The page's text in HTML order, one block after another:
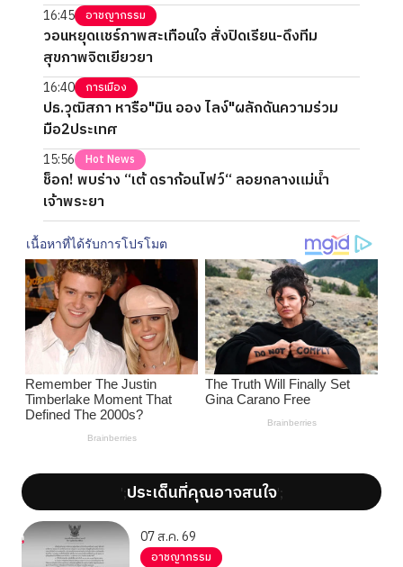
16:45 อาชญากรรม
วอนหยุดแชร์ภาพสะเทือนใจ สั่งปิดเรียน-ดึงทีม
สุขภาพจิตเยียวยา
16:40 การเมือง
ปธ.วุฒิสภา หารือ"มิน ออง ไลง์"ผลักดันความร่วม
มือ2ประเทศ
15:56 Hot News
ช็อก! พบร่าง “เต้ ดราก้อนไฟว์“ ลอยกลางแม่น้ำ
เจ้าพระยา
';ประเด็นที่คุณอาจสนใจ';
07 ส.ค. 69
อาชญากรรม